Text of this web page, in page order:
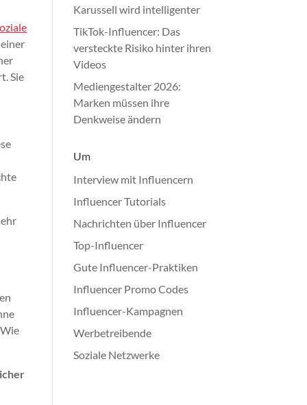
Sie
Karussell wird intelligenter
TikTok-Influencer: Das
versteckte Risiko hinter ihren
Videos
Mediengestalter 2026:
Marken müssen ihre
Denkweise ändern
Um
Interview mit Influencern
Influencer Tutorials
Nachrichten über Influencer
Top-Influencer
Gute Influencer-Praktiken
Influencer Promo Codes
Influencer-Kampagnen
Werbetreibende
Soziale Netzwerke